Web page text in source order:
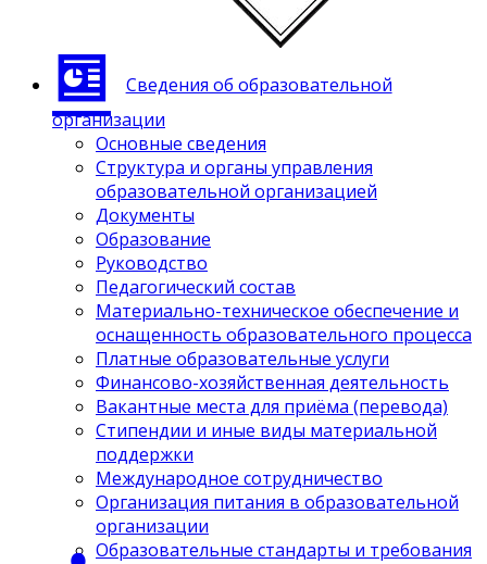
Сведения об образовательной
организации
Основные сведения
Структура и органы управления
образовательной организацией
Документы
Образование
Руководство
Педагогический состав
Материально-техническое обеспечение и
оснащенность образовательного процесса
Платные образовательные услуги
Финансово-хозяйственная деятельность
Вакантные места для приёма (перевода)
Стипендии и иные виды материальной
поддержки
Международное сотрудничество
Организация питания в образовательной
организации
Образовательные стандарты и требования